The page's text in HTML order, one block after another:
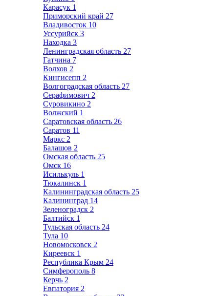
Карасук 1
Приморский край 27
Владивосток 10
Уссурийск 3
Находка 3
Ленинградская область 27
Гатчина 7
Волхов 2
Кингисепп 2
Волгоградская область 27
Серафимович 2
Суровикино 2
Волжский 1
Саратовская область 26
Саратов 11
Маркс 2
Балашов 2
Омская область 25
Омск 16
Исилькуль 1
Тюкалинск 1
Калининградская область 25
Калининград 14
Зеленоградск 2
Балтийск 1
Тульская область 24
Тула 10
Новомосковск 2
Киреевск 1
Республика Крым 24
Симферополь 8
Керчь 2
Евпатория 2